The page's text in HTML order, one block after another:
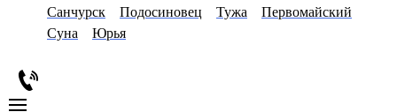
Санчурск
Подосиновец Тужа
Первомайский
Суна
Юрья